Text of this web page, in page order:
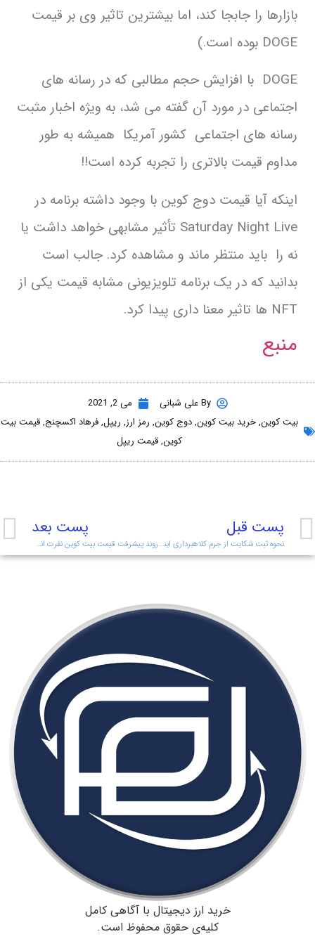
بازارها را جابجا کند، اما بیشترین تاثیر وی بر قیمت
DOGE بوده است.)
DOGE با افزایش حجم مطالبی که در رسانه های
اجتماعی در مورد آن گفته می شد، به ویژه اخبار مثبت
رسانه های اجتماعی کشور آمریكا همیشه به طور
مداوم قیمت بالاتری را تجربه کرده است!!
اینکه آیا قیمت دوج کوین با وجود داشته برنامه در
Saturday Night Live تأثیر مشابهی خواهد داشت یا
نه را باید منتظر ماند و مشاهده کرد. جالب است
بدانید که در یک برنامه تلویزیونی مشابه قیمت یکی از
NFT ها تاثیر معنا داری پیدا کرد.
منبع
Byعلی شبانی
می 2, 2021
بیت کوین,خرید بیت کوین,دوج کوین,رمز ارز,ریپل,فرهاد اکسچنج,قیمت بیت
کوین,قیمت ریپل
پست قبل
نحوه ثبت شکایت از جرم کلاهبرداری اینترنتی
پست بعد
روند پیشرفت قیمت بیت کوین نفرت انگیز است!!!
خرید ارز دیجیتال با آگاهی کامل
کلیه‌ی حقوق محفوظ است.